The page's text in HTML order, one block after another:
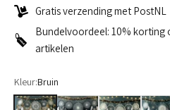
Gratis verzending met PostNL
Bundelvoordeel: 10% korting
artikelen
Kleur:Bruin
Bruin
Zwart Wit Grijs